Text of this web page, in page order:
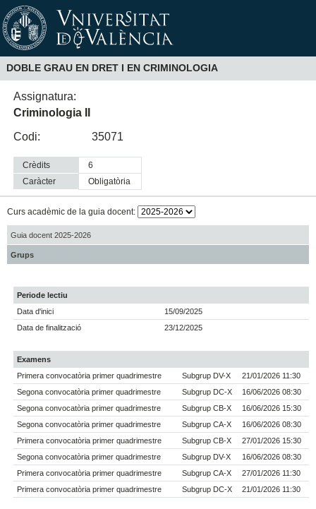
DOBLE GRAU EN DRET I EN CRIMINOLOGIA
Assignatura:
Criminologia II
Codi:
35071
Crèdits
6
Caràcter
obligatòria
Curs acadèmic de la guia docent:
Guia docent 2025-2026
Grups
Periode lectiu
Data d'inici
15/09/2025
Data de finalització
23/12/2025
Examens
Primera convocatòria primer quadrimestre
Subgrup DV-X
21/01/2026 11:30
Segona convocatòria primer quadrimestre
Subgrup DC-X
16/06/2026 08:30
Segona convocatòria primer quadrimestre
Subgrup CB-X
16/06/2026 15:30
Segona convocatòria primer quadrimestre
Subgrup CA-X
16/06/2026 08:30
Primera convocatòria primer quadrimestre
Subgrup CB-X
27/01/2026 15:30
Segona convocatòria primer quadrimestre
Subgrup DV-X
16/06/2026 08:30
Primera convocatòria primer quadrimestre
Subgrup CA-X
27/01/2026 11:30
Primera convocatòria primer quadrimestre
Subgrup DC-X 21/01/2026 11:30